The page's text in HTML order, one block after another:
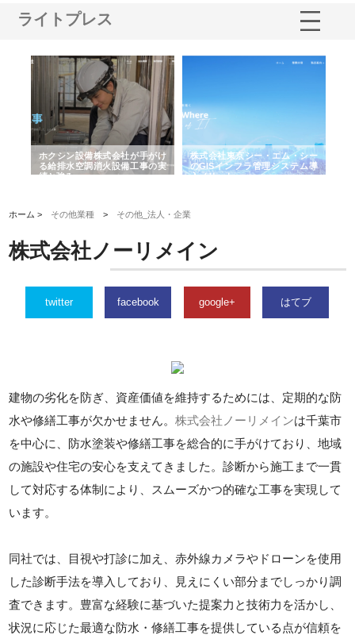
ライトプレス
ホクシン設備株式会社が手がけ
る給排水空調消火設備工事の実
績と強み
株式会社東京シー・エム・シー
のGISインフラ管理システム導
入メリット
ホーム > その他業種 > その他_法人・企業
株式会社ノーリメイン
twitter facebook google+ はてブ
建物の劣化を防ぎ、資産価値を維持するためには、定期的な防
水や修繕工事が欠かせません。株式会社ノーリメインは千葉市
を中心に、防水塗装や修繕工事を総合的に手がけており、地域
の施設や住宅の安心を支えてきました。診断から施工まで一貫
して対応する体制により、スムーズかつ的確な工事を実現して
います。
同社では、目視や打診に加え、赤外線カメラやドローンを使用
した診断手法を導入しており、見えにくい部分までしっかり調
査できます。豊富な経験に基づいた提案力と技術力を活かし、
状況に応じた最適な防水・修繕工事を提供している点が信頼を